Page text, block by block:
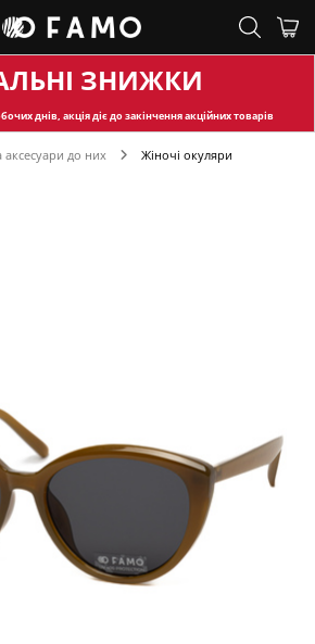
ЗНИЖКИ
днів, акція діє до закінчення акційних товарів
аксесуари до них Жіночі окуляри